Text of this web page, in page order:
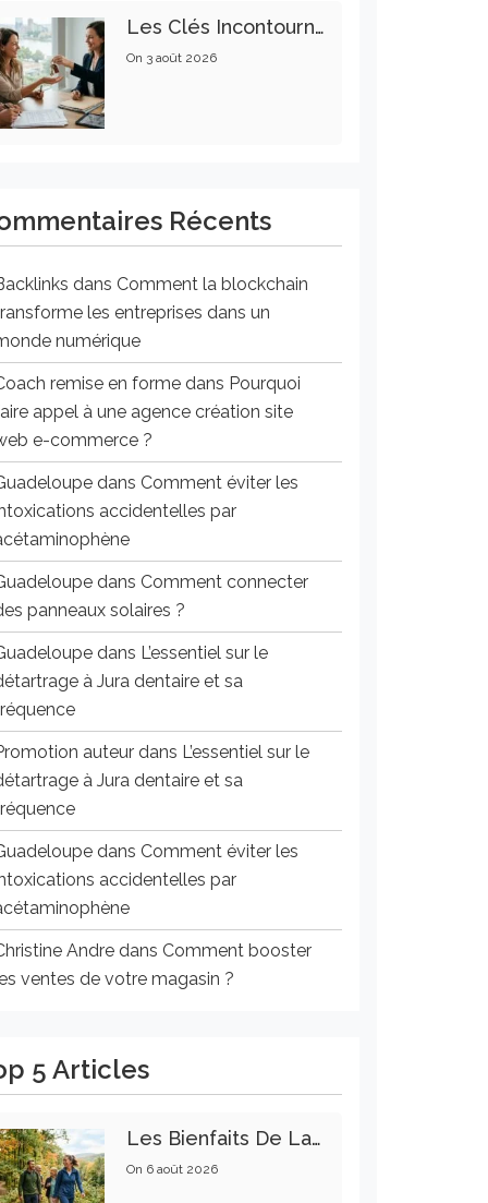
Les Clés Incontournables Pour Réussir Vos Transactions Immobilières
On 3 août 2026
Récents
dans Comment la blockchain
les entreprises dans un
numérique
remise en forme dans Pourquoi
appel à une agence création site
e-commerce ?
dans Comment éviter les
accidentelles par
dans Comment connecter
panneaux solaires ?
dans L’essentiel sur le
à Jura dentaire et sa
auteur dans L’essentiel sur le
à Jura dentaire et sa
dans Comment éviter les
accidentelles par
Andre dans Comment booster
ventes de votre magasin ?
5 Articles
Les Bienfaits De La Marche Sur La Santé Physique Et Mentale
On 6 août 2026